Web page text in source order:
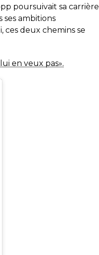
poursuivait sa carrière
ses ambitions
ces deux chemins se
en veux pas».